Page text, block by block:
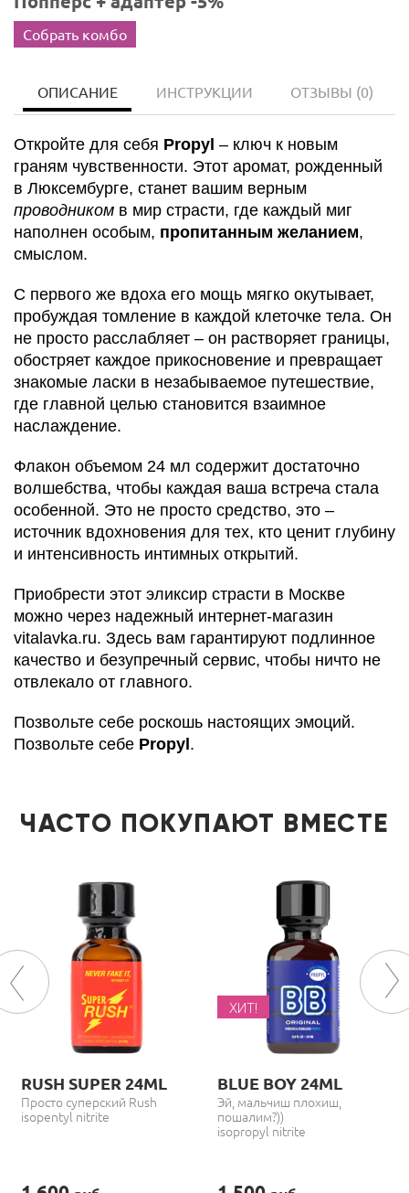
Собрать комбо
ОПИСАНИЕ ИНСТРУКЦИИ ОТЗЫВЫ (0)
Откройте для себя Propyl – ключ к новым
граням чувственности. Этот аромат, рожденный
в Люксембурге, станет вашим верным
проводником в мир страсти, где каждый миг
наполнен особым, пропитанным желанием,
смыслом.
С первого же вдоха его мощь мягко окутывает,
пробуждая томление в каждой клеточке тела. Он
не просто расслабляет – он растворяет границы,
обостряет каждое прикосновение и превращает
знакомые ласки в незабываемое путешествие,
где главной целью становится взаимное
наслаждение.
Флакон объемом 24 мл содержит достаточно
волшебства, чтобы каждая ваша встреча стала
особенной. Это не просто средство, это –
источник вдохновения для тех, кто ценит глубину
и интенсивность интимных открытий.
Приобрести этот эликсир страсти в Москве
можно через надежный интернет-магазин
vitalavka.ru. Здесь вам гарантируют подлинное
качество и безупречный сервис, чтобы ничто не
отвлекало от главного.
Позвольте себе роскошь настоящих эмоций.
Позвольте себе Propyl .
ЧАСТО ПОКУПАЮТ ВМЕСТЕ
RUSH SUPER 24ML
Просто суперский Rush
isopentyl nitrite
ХИТ!
BLUE BOY 24ML
Эй, мальчиш плохиш,
пошалим?))
isopropyl nitrite